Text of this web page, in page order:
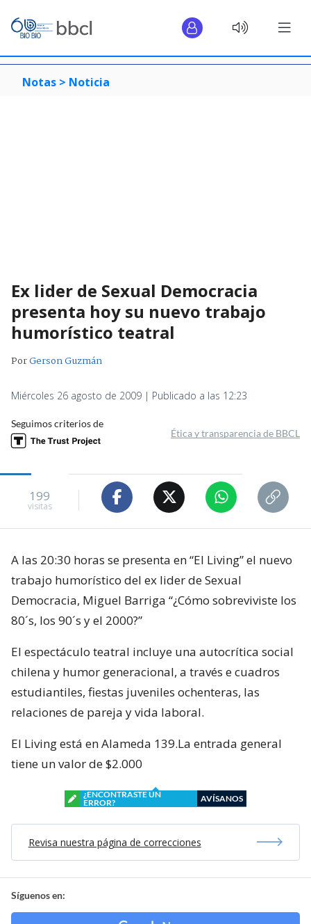
Notas > Noticia
Ex lider de Sexual Democracia
presenta hoy su nuevo trabajo
humorístico teatral
PorGerson Guzmán
Miércoles 26 agosto de 2009 | Publicado a las 12:23
Seguimos criterios de
Ética y transparencia de BBCL
199
visitas
A las 20:30 horas se presenta en “El Living” el nuevo
trabajo humorístico del ex lider de Sexual
Democracia, Miguel Barriga “¿Cómo sobreviviste los
80´s, los 90´s y el 2000?”
El espectáculo teatral incluye una autocrítica social
chilena y humor generacional, a través e cuadros
estudiantiles, fiestas juveniles ochenteras, las
relaciones de pareja y vida laboral.
El Living está en Alameda 139.La entrada general
tiene un valor de $2.000
¿ENCONTRASTE UN
ERROR?
AVÍSANOS
Revisa nuestra página de correcciones
Síguenos en: